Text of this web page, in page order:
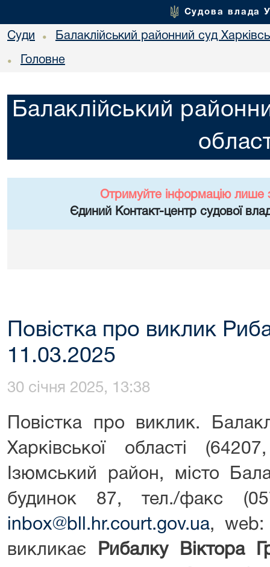
Судова влада
Суди • Балаклійський районний суд
• Головне
Балаклійський
Отримуйте інформацію лише
Єдиний Контакт-центр судової
Повістка про виклик
11.03.2025
30 січня 2025, 13:38
Повістка про виклик.
Харківської області
Ізюмський район, місто
будинок 87, тел./факс
inbox@bll.hr.court.gov.ua,
викликає
Рибалку Віктора